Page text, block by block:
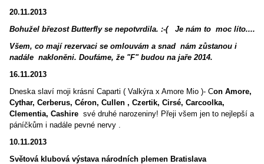
20.11.2013
Bohužel březost Butterfly se nepotvrdila. :-( Je nám to moc líto....
Všem, co mají rezervaci se omlouvám a snad nám zůstanou i
nadále nakloněni. Doufáme, že "F" budou na jaře 2014.
16.11.2013
Dneska slaví moji krásní Caparti ( Valkýra x Amore Mio )- Con Amore,
Cythar, Cerberus, Céron, Cullen , Czertik, Cirsé, Carcoolka,
Clementia, Cashire své druhé narozeniny! Přeji všem jen to nejlepší a
páníčkům i nadále pevné nervy .
10.11.2013
Světová klubová výstava národních plemen Bratislava